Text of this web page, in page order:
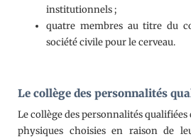
institutionnels ;
quatre membres au titre du
société civile pour le cerveau.
Le collège des personnalités
Le collège des personnalités
physiques choisies en raison de